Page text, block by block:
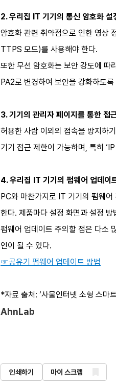
2.우리집 IT 기기 의 통신 암호화 설
암호화 관련 취약점으로 인한 영상
TTPS 모드)를 사용해야 한다.
또한 무선 암호화는 보안 강도에
PA2로 변경하여 보안을 강화하도록
3. 기기의 관리자 페이지를 통한
허용한 사람 이외의 접속을 방지하
기기 접근 제한이 가능하며, 특히
4.우리집 IT 기기 의 펌웨어 업데이
PC와 마찬가지로 IT 기기의 펌웨어
한다. 제품마다 설정 화면과 설정
펌웨어 업데이트 주의할 점은 다소
인이 될 수 있다.
☞공유기 펌웨어 업데이트 방법
*자료 출처: ‘사물인터넷 소형 스마
AhnLab
인쇄하기 마이 스크랩